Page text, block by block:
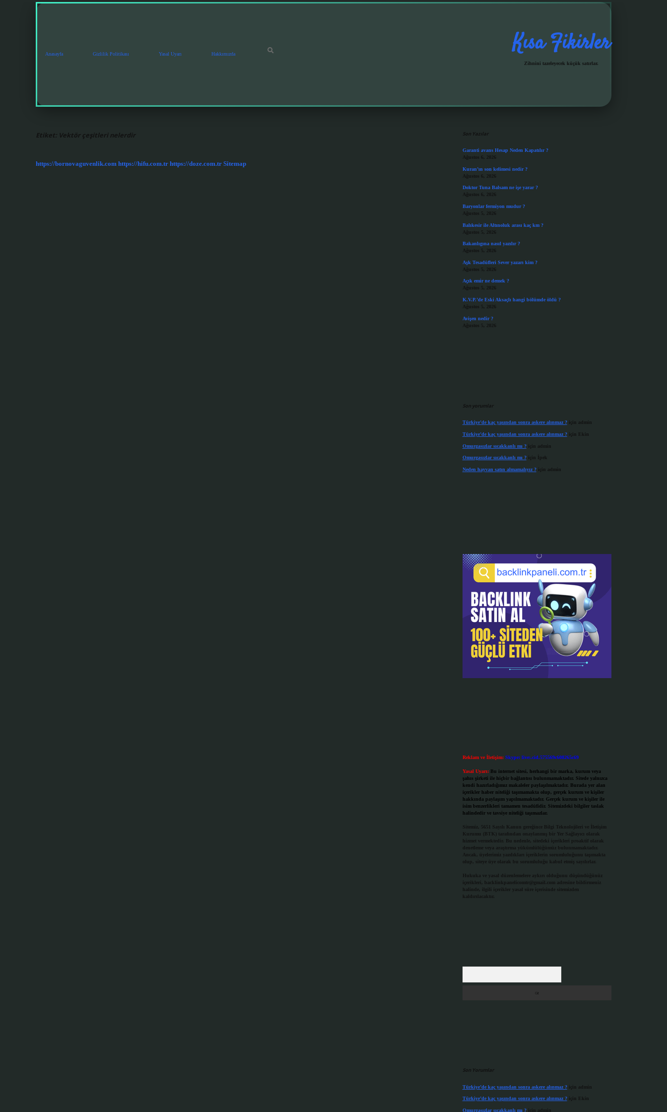
Anasayfa Gizlilik Politikası Yasal Uyarı Hakkımızda Kısa Fikirler
Zihnini tazeleyecek küçük satırlar.
Etiket: Vektör çeşitleri nelerdir
https://bornovaguvenlik.com https://hifu.com.tr https://doze.com.tr Sitemap
Son Yazılar
Garanti avans Hesap Neden Kapatılır ?
Ağustos 6, 2026
Kuran’ın son kelimesi nedir ?
Ağustos 6, 2026
Doktor Tuna Balsam ne işe yarar ?
Ağustos 6, 2026
Baryonlar fermiyon mudur ?
Ağustos 5, 2026
Balıkesir ile Altınoluk arası kaç km ?
Ağustos 5, 2026
Bakanlıgına nasıl yazılır ?
Ağustos 5, 2026
Aşk Tesadüfleri Sever yazarı kim ?
Ağustos 5, 2026
Açık emir ne demek ?
Ağustos 5, 2026
K.V.P.’de Eski Aksaçlı hangi bölümde öldü ?
Ağustos 5, 2026
Avişen nedir ?
Ağustos 5, 2026
Son yorumlar
Türkiye’de kaç yaşından sonra askere alınmaz ?için admin
Türkiye’de kaç yaşından sonra askere alınmaz ?için Ekin
Omurgasızlar sıcakkanlı mı ?için admin
Omurgasızlar sıcakkanlı mı ?için İpek
Neden hayvan satın almamalıyız ?için admin
Reklam ve İletişim: Skype: live:.cid.575569c608265c69
Yasal Uyarı: Bu internet sitesi, herhangi bir marka, kurum veya
şahıs şirketi ile hiçbir bağlantısı bulunmamaktadır. Sitede yalnızca
kendi hazırladığımız makaleler paylaşılmaktadır. Burada yer alan
içerikler haber niteliği taşımamakta olup, gerçek kurum ve kişiler
hakkında paylaşım yapılmamaktadır. Gerçek kurum ve kişiler ile
isim benzerlikleri tamamen tesadüfidir. Sitemizdeki bilgiler taslak
halindedir ve tavsiye niteliği taşımazlar.
Sitemiz, 5651 Sayılı Kanun gereğince Bilgi Teknolojileri ve İletişim
Kurumu (BTK) tarafından onaylanmış bir Yer Sağlayıcı olarak
hizmet vermektedir. Bu nedenle, sitedeki içerikleri proaktif olarak
denetleme veya araştırma yükümlülüğümüz bulunmamaktadır.
Ancak, üyelerimiz yazdıkları içeriklerin sorumluluğunu taşımakta
olup, siteye üye olarak bu sorumluluğu kabul etmiş sayılırlar.
Hukuka ve yasal düzenlemelere aykırı olduğunu düşündüğünüz
içerikleri,
backlinkpanelicomtr@gmail.com adresine bildirmeniz
halinde, ilgili içerikler yasal süre içerisinde sitemizden
kaldırılacaktır.
Son Yorumlar
Türkiye’de kaç yaşından sonra askere alınmaz ?için admin
Türkiye’de kaç yaşından sonra askere alınmaz ?için Ekin
Omurgasızlar sıcakkanlı mı ?için admin